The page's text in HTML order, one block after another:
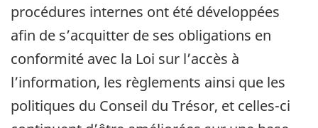
procédures internes ont été développées
afin de s’acquitter de ses obligations en
conformité avec la Loi sur l’accès à
l’information, les règlements ainsi que les
politiques du Conseil du Trésor, et celles-ci